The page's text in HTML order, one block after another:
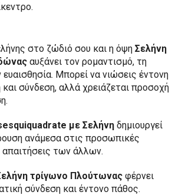
στο ζώδιό σου και η όψη Σελήνη
αυξάνει τον ρομαντισμό, τη
Μπορεί να νιώσεις έντονη
σύνδεση, αλλά χρειάζεται προσοχή
με Σελήνη δημιουργεί
ανάμεσα στις προσωπικές
απαιτήσεις των άλλων.
τρίγωνο Πλούτωνας φέρνει
σύνδεση και έντονο πάθος.